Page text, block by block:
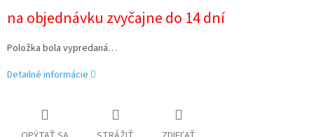
cena:
na objednávku zvyčajne do 14 dní
Položka bola vypredaná…
Detailné informácie